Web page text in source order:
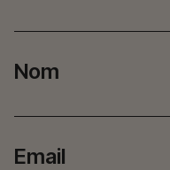
Nom
Email